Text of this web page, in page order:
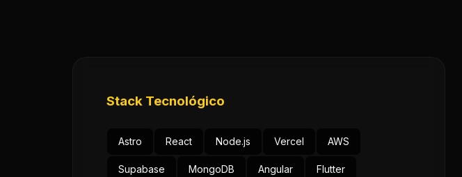
Stack Tecnológico
Astro React Node.js Vercel AWS
Supabase MongoDB Angular Flutter